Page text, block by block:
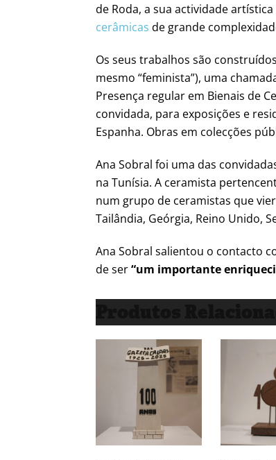
de Roda, a sua actividade
cerâmicas de grande
Os seus trabalhos são
mesmo “feminista”), uma
Presença regular em Bienais de
convidada, para exposições e
Espanha. Obras em colecções
Ana Sobral foi uma das
na Tunísia. A ceramista
num grupo de ceramistas que
Tailândia, Geórgia, Reino Unido,
Ana Sobral salientou o contacto
de ser“um importante